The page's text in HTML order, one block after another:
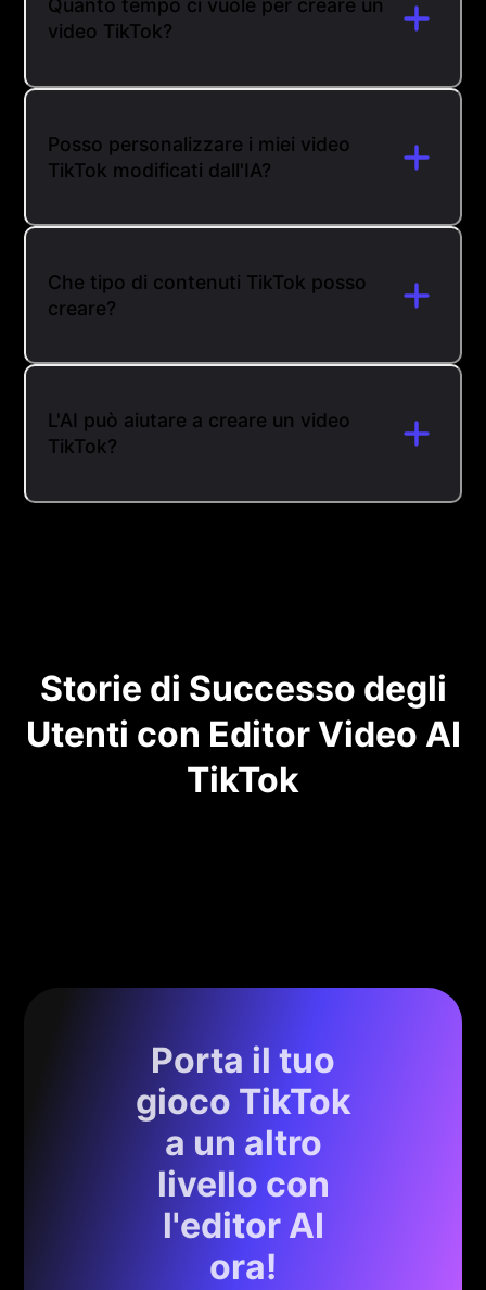
Quanto tempo ci vuole per creare un
video TikTok?
Posso personalizzare i miei video
TikTok modificati dall'IA?
Che tipo di contenuti TikTok posso
creare?
L'AI può aiutare a creare un video
TikTok?
Storie di Successo degli
Utenti con Editor Video AI
TikTok
Porta il tuo
gioco TikTok
a un altro
livello con
l'editor AI
ora!